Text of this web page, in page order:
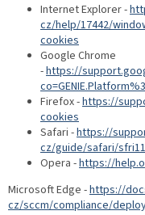
Internet Explorer -
cz/help/17442/
cookies
Google Chrome
-https://
Firefox -https://
cookies
Safari -https://
cz/guide/safari/
Opera -https://
Microsoft Edge -https://
cz/sccm/compliance/